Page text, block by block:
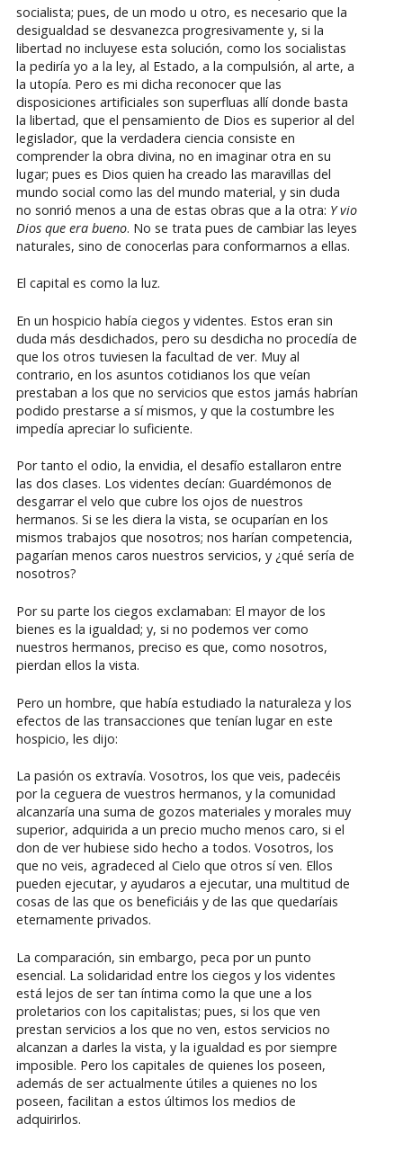
socialista; pues, de un modo u otro, es necesario que la
desigualdad se desvanezca progresivamente y, si la
libertad no incluyese esta solución, como los socialistas
la pediría yo a la ley, al Estado, a la compulsión, al arte, a
la utopía. Pero es mi dicha reconocer que las
disposiciones artificiales son superfluas allí donde basta
la libertad, que el pensamiento de Dios es superior al del
legislador, que la verdadera ciencia consiste en
comprender la obra divina, no en imaginar otra en su
lugar; pues es Dios quien ha creado las maravillas del
mundo social como las del mundo material, y sin duda
no sonrió menos a una de estas obras que a la otra: Y vio
Dios que era bueno. No se trata pues de cambiar las leyes
naturales, sino de conocerlas para conformarnos a ellas.
El capital es como la luz.
En un hospicio había ciegos y videntes. Estos eran sin
duda más desdichados, pero su desdicha no procedía de
que los otros tuviesen la facultad de ver. Muy al
contrario, en los asuntos cotidianos los que veían
prestaban a los que no servicios que estos jamás habrían
podido prestarse a sí mismos, y que la costumbre les
impedía apreciar lo suficiente.
Por tanto el odio, la envidia, el desafío estallaron entre
las dos clases. Los videntes decían: Guardémonos de
desgarrar el velo que cubre los ojos de nuestros
hermanos. Si se les diera la vista, se ocuparían en los
mismos trabajos que nosotros; nos harían competencia,
pagarían menos caros nuestros servicios, y ¿qué sería de
nosotros?
Por su parte los ciegos exclamaban: El mayor de los
bienes es la igualdad; y, si no podemos ver como
nuestros hermanos, preciso es que, como nosotros,
pierdan ellos la vista.
Pero un hombre, que había estudiado la naturaleza y los
efectos de las transacciones que tenían lugar en este
hospicio, les dijo:
La pasión os extravía. Vosotros, los que veis, padecéis
por la ceguera de vuestros hermanos, y la comunidad
alcanzaría una suma de gozos materiales y morales muy
superior, adquirida a un precio mucho menos caro, si el
don de ver hubiese sido hecho a todos. Vosotros, los
que no veis, agradeced al Cielo que otros sí ven. Ellos
pueden ejecutar, y ayudaros a ejecutar, una multitud de
cosas de las que os beneficiáis y de las que quedaríais
eternamente privados.
La comparación, sin embargo, peca por un punto
esencial. La solidaridad entre los ciegos y los videntes
está lejos de ser tan íntima como la que une a los
proletarios con los capitalistas; pues, si los que ven
prestan servicios a los que no ven, estos servicios no
alcanzan a darles la vista, y la igualdad es por siempre
imposible. Pero los capitales de quienes los poseen,
además de ser actualmente útiles a quienes no los
poseen, facilitan a estos últimos los medios de
adquirirlos.